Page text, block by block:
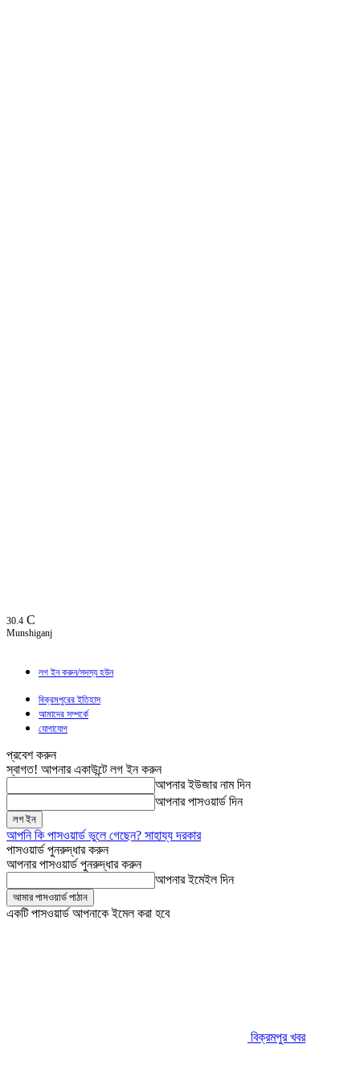
30.4 C
Munshiganj
লগ ইন করুন/সদস্য হউন
বিক্রমপুরের ইতিহাস
আমাদের সম্পর্কে
যোগাযোগ
প্রবেশ করুন
স্বাগত! আপনার একাউন্টে লগ ইন করুন
আপনার ইউজার নাম দিন
আপনার পাসওয়ার্ড দিন
আপনি কি পাসওয়ার্ড ভুলে গেছেন? সাহায্য দরকার
পাসওয়ার্ড পুনরুদ্ধার করুন
আপনার পাসওয়ার্ড পুনরুদ্ধার করুন
আপনার ইমেইল দিন
একটি পাসওয়ার্ড আপনাকে ইমেল করা হবে
বিক্রমপুর খবর